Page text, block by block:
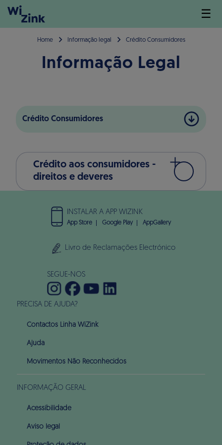
☰
Home Informação legal Crédito Consumidores
Informação Legal
Crédito Consumidores
Crédito aos consumidores -
direitos e deveres
PRECISA DE AJUDA?
Contactos Linha WiZink
Ajuda
Movimentos Não Reconhecidos
INFORMAÇÃO GERAL
Acessibilidade
Aviso legal
INSTALAR A APP WIZINK
App Store Google Play AppGallery
Livro de Reclamações Electrónico
SEGUE-NOS